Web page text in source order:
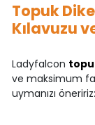
Topuk
Kılavuzu
Ladyfalcon
ve maksimum
uymanızı öneririz: